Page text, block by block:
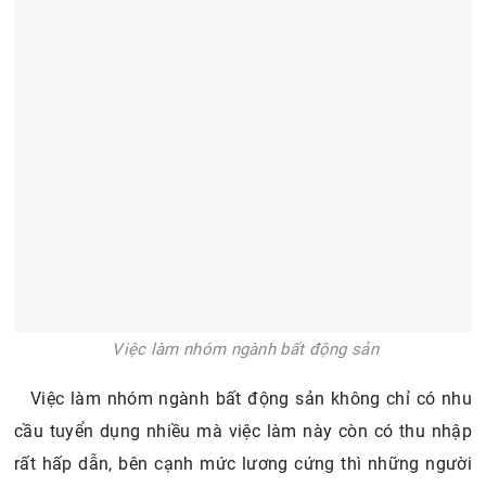
Việc làm nhóm ngành bất động sản
Việc làm nhóm ngành bất động sản không chỉ có nhu
cầu tuyển dụng nhiều mà việc làm này còn có thu nhập
rất hấp dẫn, bên cạnh mức lương cứng thì những người